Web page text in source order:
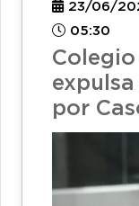
23/06/
05:30
por